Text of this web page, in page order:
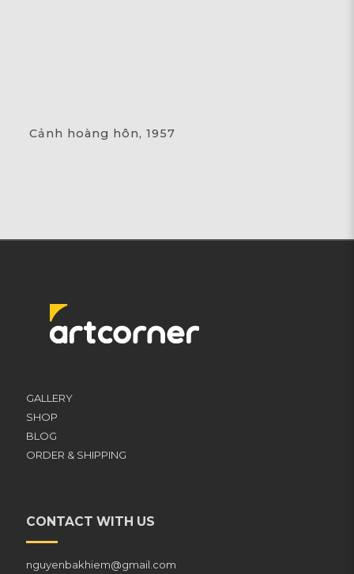
Cảnh hoàng hôn, 1957
GALLERY
SHOP
BLOG
ORDER & SHIPPING
CONTACT WITH US
nguyenbakhiem@gmail.com